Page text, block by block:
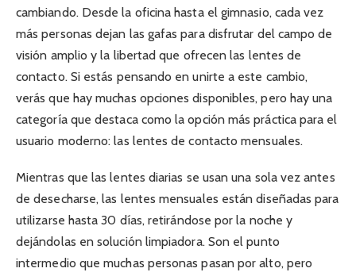
cambiando. Desde la oficina hasta el gimnasio, cada vez
más personas dejan las gafas para disfrutar del campo de
visión amplio y la libertad que ofrecen las lentes de
contacto. Si estás pensando en unirte a este cambio,
verás que hay muchas opciones disponibles, pero hay una
categoría que destaca como la opción más práctica para el
usuario moderno: las lentes de contacto mensuales.
Mientras que las lentes diarias se usan una sola vez antes
de desecharse, las lentes mensuales están diseñadas para
utilizarse hasta 30 días, retirándose por la noche y
dejándolas en solución limpiadora. Son el punto
intermedio que muchas personas pasan por alto, pero